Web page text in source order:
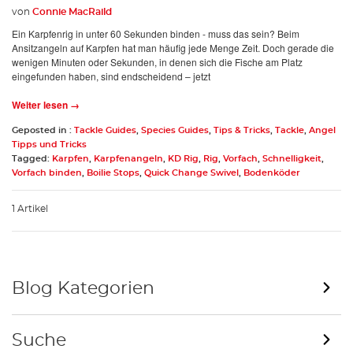
von Connie MacRaild
Ein Karpfenrig in unter 60 Sekunden binden - muss das sein? Beim
Ansitzangeln auf Karpfen hat man häufig jede Menge Zeit. Doch gerade die
wenigen Minuten oder Sekunden, in denen sich die Fische am Platz
eingefunden haben, sind endscheidend – jetzt
Weiter lesen →
Geposted in : Tackle Guides Species Guides Tips & Tricks Tackle Angel
Tipps und Tricks
Tagged: Karpfen Karpfenangeln KD Rig Rig Vorfach Schnelligkeit
Vorfach binden
Boilie Stops Quick Change Swivel Bodenköder
1 Artikel
Blog Kategorien
Suche